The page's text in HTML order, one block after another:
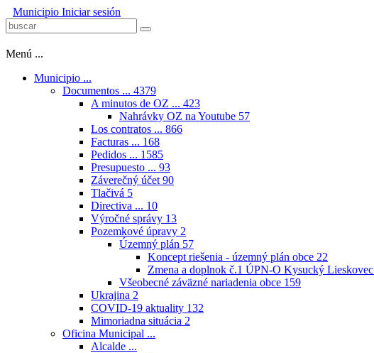
Municipio Iniciar sesión
Menú ...
Municipio ...
Documentos ... 4379
A minutos de OZ ... 423
Nahrávky OZ na Youtube 57
Los contratos ... 866
Facturas ... 168
Pedidos ... 1585
Presupuesto ... 93
Záverečný účet 90
Tlačivá 5
Directiva ... 10
Výročné správy 13
Pozemkové úpravy 2
Územný plán 57
Koncept riešenia - územný plán obce 22
Zmena a doplnok č.1 ÚPN-O Kysucký Lieskovec
Všeobecné záväzné nariadenia obce 159
Ukrajina 2
COVID-19 aktuality 132
Mimoriadna situácia 2
Oficina Municipal ...
Alcalde ...